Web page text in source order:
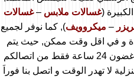
(غسالات ملابس –غسالات
– ميكروويف), كما نوفر لجميع
و في اقل وقت ممكن, حيث يتم
ارسال فريق الصيانة لمنزلكم في غضون 24 ساعة فقط من اتصالكم
لا تهدر الوقت و اتصل بنا فوراَ